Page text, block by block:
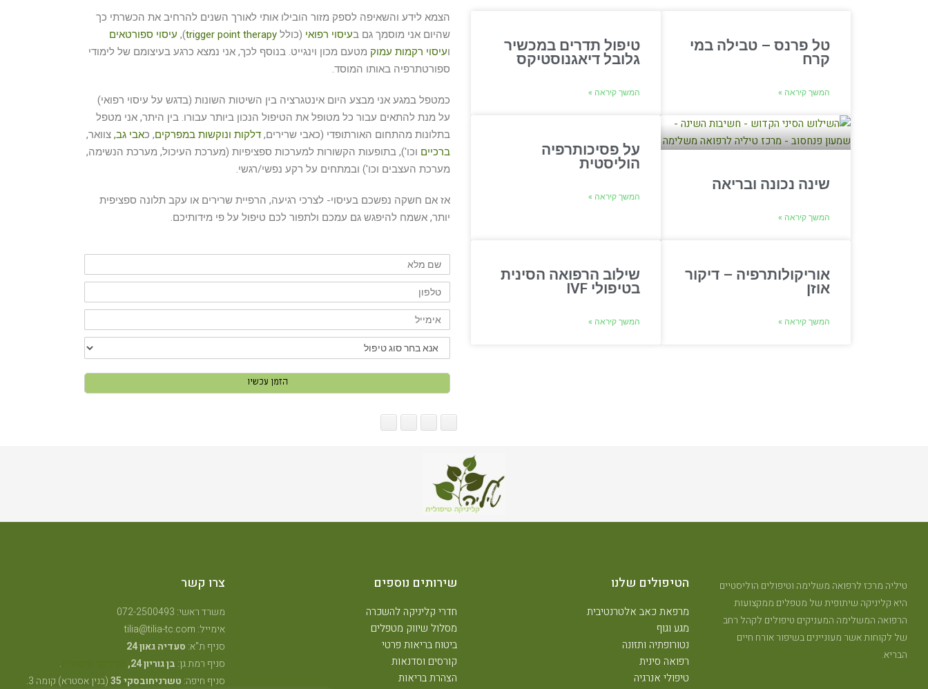
טל פרנס – טבילה במי
קרח
המשך קיראה »
טיפול תדרים במכשיר
גלובל דיאגנוסטיקס
המשך קיראה »
שינה נכונה ובריאה
המשך קיראה »
על פסיכותרפיה
הוליסטית
המשך קיראה »
אוריקולותרפיה – דיקור
אוזן
המשך קיראה »
שילוב הרפואה הסינית
בטיפולי IVF
המשך קיראה »
הצמא לידע והשאיפה לספק מזור הובילו אותי לאורך השנים להרחיב את הכשרתי כך
שהיום אני מוסמך גם בעיסוי רפואי (כולל trigger point therapy
), עיסוי ספורטאים
ועיסוי רקמות עמוק מטעם מכון וינגייט. בנוסף לכך, אני נמצא כרגע בעיצומם של לימודי
ספורטתרפיה באותו המוסד.
כמטפל במגע אני מבצע היום אינטגרציה בין השיטות השונות (בדגש על עיסוי רפואי)
על מנת להתאים עבור כל מטופל את הטיפול הנכון ביותר עבורו. בין היתר, אני מטפל
בתלונות מהתחום האורתופדי (כאבי שרירים, דלקות ונוקשות במפרקים, כאבי גב, צוואר,
ברכיים וכו'), בתופעות הקשורות למערכות ספציפיות (מערכת העיכול, מערכת הנשימה,
מערכת העצבים וכו') ובמתחים על רקע נפשי/רגשי.
אז אם חשקה נפשכם בעיסוי- לצרכי רגיעה, הרפיית שרירים או עקב תלונה ספציפית
יותר, אשמח להיפגש גם עמכם ולתפור לכם טיפול על פי מידותיכם.
שם
מלא
טלפון
אימייל
סוג
הטיפול
אני
את
הפרטים
בהתאם
באתר
הזמן עכשיו
טיליה מרכז לרפואה משלימה וטיפולים הוליסטיים
היא קליניקה שיתופית של מטפלים ממקצועות
הרפואה המשלימה המעניקים טיפולים לקהל רחב
של לקוחות אשר מעוניינים בשיפור אורח חיים
הבריא.
הטיפולים שלנו
מרפאת כאב אלטרנטיבית
מגע וגוף
נטורופתיה ותזונה
רפואה סינית
טיפולי אנרגיה
שירותים נוספים
חדרי קליניקה להשכרה
מסלול שיווק מטפלים
ביטוח בריאות פרטי
קורסים וסדנאות
הצהרת בריאות
צרו קשר
משרד ראשי: 072-2500493
אימייל: tilia@tilia-tc.com
סניף ת"א: סעדיה גאון 24
סניף רמת גן: בן גוריון 24,
.
סניף חיפה: טשרניחובסקי 35 (בנין אסטרא) קומה 3.